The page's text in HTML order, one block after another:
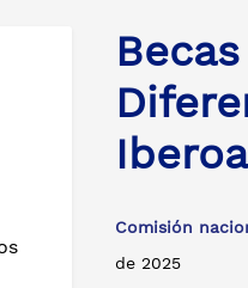
Comisión
de 2025